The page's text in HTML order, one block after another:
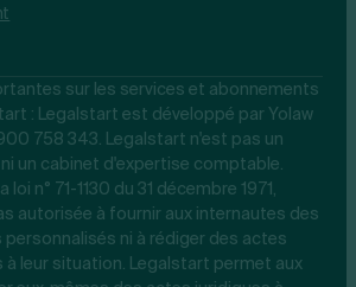
sur les services et abonnements
: Legalstart est développé par Yolaw
900 758 343. Legalstart n'est pas un
un cabinet d'expertise comptable.
n° 71-1130 du 31 décembre 1971,
autorisée à fournir aux internautes des
ni à rédiger des actes
à leur situation. Legalstart permet aux